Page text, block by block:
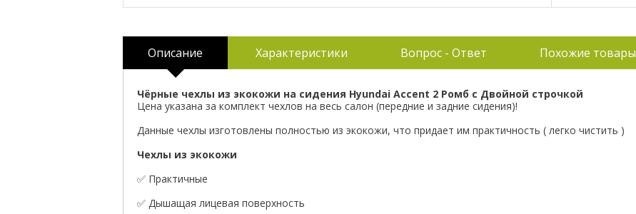
Описание Характеристики Вопрос - Ответ Похожие товары
Чёрные чехлы из экокожи на сидения Hyundai Accent 2 Ромб с Двойной строчкой
Цена указана за комплект чехлов на весь салон (передние и задние сидения)!
Данные чехлы изготовлены полностью из экокожи, что придает им практичность ( легко чистить )
Чехлы из экокожи
✅ Практичные
✅ Дышащая лицевая поверхность